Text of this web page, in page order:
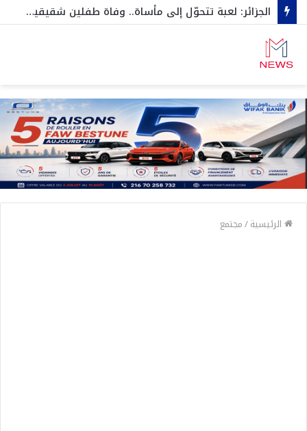
الجزائر: لعبة تتحوّل إلى مأساة.. وفاة طفلين شقيقين اختناقا داخل صندوق سيارة…وهكذا نجاح الثالث بأعجوبة
الرئيسية/مجتمع